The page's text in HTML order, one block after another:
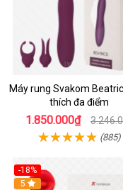
Máy rung Svakom
thích đa điểm
1.850.000₫
(885)
-18%
Hot
5